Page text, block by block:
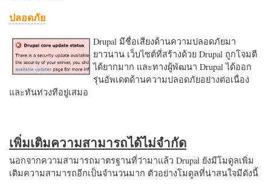
ปลอดภัย
Drupal มีชื่อเสียงด้านความปลอดภัยมา
ยาวนาน เว็บไซต์ที่สร้างด้วย Drupal ถูกโจมตี
ได้ยากมาก และทางผู้พัฒนา Drupal ได้ออก
รุ่นอัพเดตด้านความปลอดภัยอย่างต่อเนื่อง
และทันท่วงทีอยู่เสมอ
เพิ่มเติมความสามารถได้ไม่จำกัด
นอกจากความสามารถมาตรฐานที่ว่ามาแล้ว Drupal ยังมีโมดูลเพิ่ม
เติมความสามารถอีกเป็นจำนวนมาก ตัวอย่างโมดูลที่น่าสนใจมีดังนี้